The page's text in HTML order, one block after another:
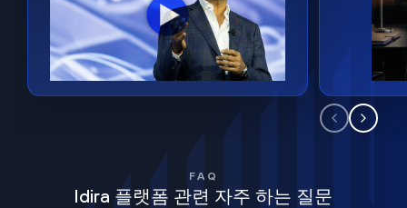
FAQ
Idira 플랫폼 관련 자주 하는 질문